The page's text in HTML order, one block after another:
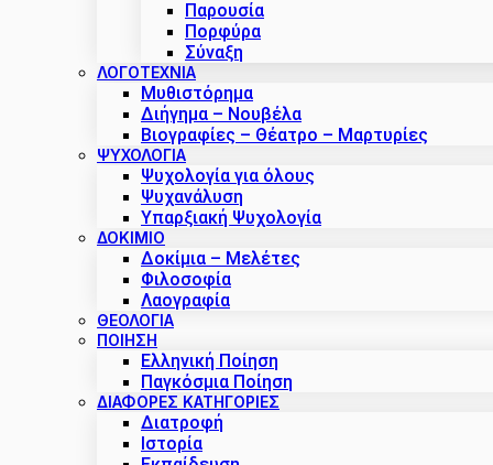
Παρουσία
Πορφύρα
Σύναξη
ΛΟΓΟΤΕΧΝΙΑ
Μυθιστόρημα
Διήγημα – Νουβέλα
Βιογραφίες – Θέατρο – Μαρτυρίες
ΨΥΧΟΛΟΓΙΑ
Ψυχολογία για όλους
Ψυχανάλυση
Υπαρξιακή Ψυχολογία
ΔΟΚΊΜΙΟ
Δοκίμια – Μελέτες
Φιλοσοφία
Λαογραφία
ΘΕΟΛΟΓΙΑ
ΠΟΙΗΣΗ
Ελληνική Ποίηση
Παγκόσμια Ποίηση
ΔΙΑΦΟΡΕΣ ΚΑΤΗΓΟΡΙΕΣ
Διατροφή
Ιστορία